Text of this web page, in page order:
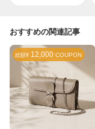
おすすめの関連記事
総額¥ 12,000 COUPON